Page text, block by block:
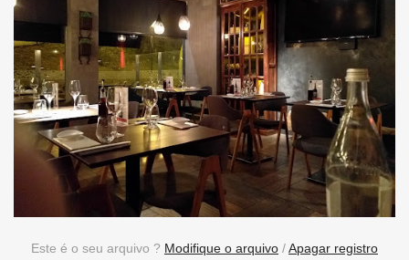
Este é o seu arquivo ? Modifique o arquivo /Apagar registro